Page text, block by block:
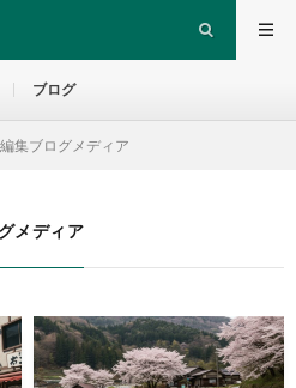
ブログ
集ブログメディア
メディア